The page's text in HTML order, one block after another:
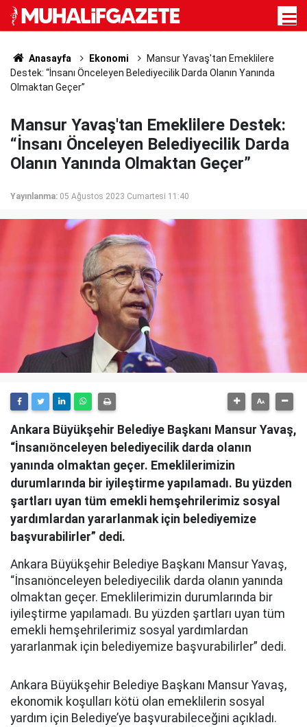
Anasayfa Ekonomi
Mansur Yavaş'tan Emeklilere
Destek: “İnsanı Önceleyen Belediyecilik Darda Olanın Yanında
Olmaktan Geçer”
Mansur Yavaş'tan Emeklilere Destek:
“İnsanı Önceleyen Belediyecilik Darda
Olanın Yanında Olmaktan Geçer”
Yayınlanma: 05 Ağustos 2023 Cumartesi 11:40
Ankara Büyükşehir Belediye Başkanı Mansur Yavaş,
“İnsanıönceleyen belediyecilik darda olanın
yanında olmaktan geçer. Emeklilerimizin
durumlarında bir iyileştirme yapılamadı. Bu yüzden
şartları uyan tüm emekli hemşehrilerimiz sosyal
yardımlardan yararlanmak için belediyemize
başvurabilirler” dedi.
Ankara Büyükşehir Belediye Başkanı Mansur Yavaş,
“İnsanıönceleyen belediyecilik darda olanın yanında
olmaktan geçer. Emeklilerimizin durumlarında bir
iyileştirme yapılamadı. Bu yüzden şartları uyan tüm
emekli hemşehrilerimiz sosyal yardımlardan
yararlanmak için belediyemize başvurabilirler” dedi.
Ankara Büyükşehir Belediye Başkanı Mansur Yavaş,
ekonomik koşulları kötü olan emeklilerin sosyal
yardım için Belediye’ye başvurabileceğini açıkladı.